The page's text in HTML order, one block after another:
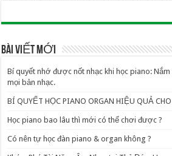
BÀI VIẾT MỚI
Bí quyết nhớ được nốt nhạc khi học piano:
mọi bản nhạc.
BÍ QUYẾT HỌC PIANO ORGAN HIỆU QUẢ
Học piano bao lâu thì mới có thể chơi được ?
Có nên tự học đàn piano & organ không ?